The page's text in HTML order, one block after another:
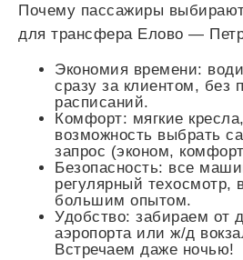
Почему пассажиры
для трансфера Елово —
Экономия времени:
сразу за клиентом, без
расписаний.
Комфорт: мягкие
возможность выбрать
запрос (эконом,
Безопасность: все
регулярный техосмотр,
большим опытом.
Удобство: забираем от
аэропорта или ж/д
Встречаем даже ночью!